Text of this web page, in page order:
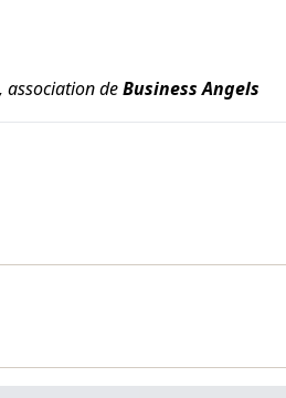
, association deBusiness Angels